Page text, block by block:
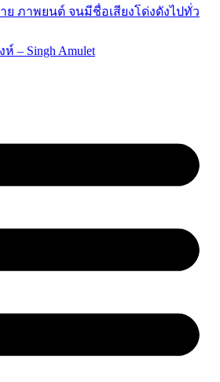
ย ภาพยนต์ จนมีชื่อเสียงโด่งดังไปทั่ว
ห์ – Singh Amulet